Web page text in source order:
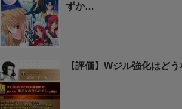
ずか…
【評価】Wジル強化はど